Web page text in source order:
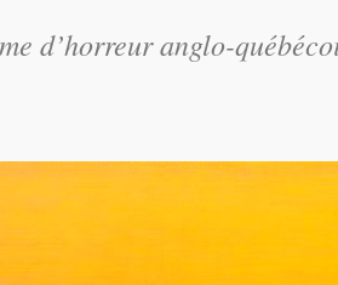
d’horreur anglo-